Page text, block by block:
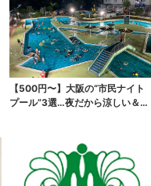
【500円〜】大阪の“市民ナイト
プール”3選…夜だから涼しい＆コ